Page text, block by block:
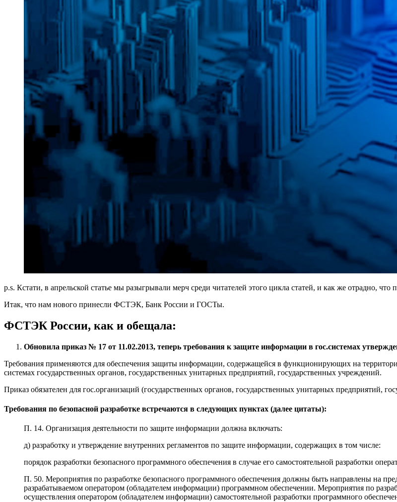
p.s. Кстати, в апрельской статье мы разыгрывали мерч среди читателей этого цикла статей, и как же отрадно, что
Итак, что нам нового принесли ФСТЭК, Банк России и ГОСТы.
ФСТЭК России, как и обещала:
Обновила приказ № 17 от 11.02.2013, теперь требования к защите информации в гос.системах
Требования применяются для обеспечения защиты информации, содержащейся в функционирующих на
системах государственных органов, государственных унитарных предприятий, государственных учреждений.
Приказ обязателен для гос.организаций (государственных органов, государственных унитарных предприятий,
Требования по безопасной разработке встречаются в следующих пунктах (далее цитаты):
П. 14. Организация деятельности по защите информации должна включать:
д) разработку и утверждение внутренних регламентов по защите информации, содержащих в том числе:
порядок разработки безопасного программного обеспечения в случае его самостоятельной разработки
П. 50. Мероприятия по разработке безопасного программного обеспечения должны быть направлены на
разрабатываемом оператором (обладателем информации) программном обеспечении. Мероприятия по
осуществления оператором (обладателем информации) самостоятельной разработки программного